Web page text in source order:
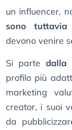
un influencer,
sono tuttavia
devono venire
Si parte dalla
profilo più
marketing
creator, i suoi
da